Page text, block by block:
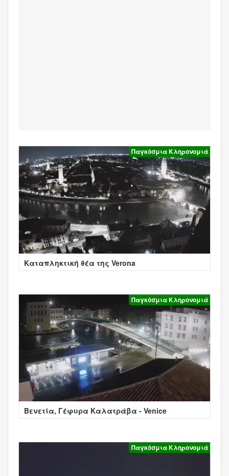
Παγκόσμια Κληρονομιά
Καταπληκτική θέα της Verona
Παγκόσμια Κληρονομιά
Βενετία, Γέφυρα Καλατράβα - Venice
Παγκόσμια Κληρονομιά